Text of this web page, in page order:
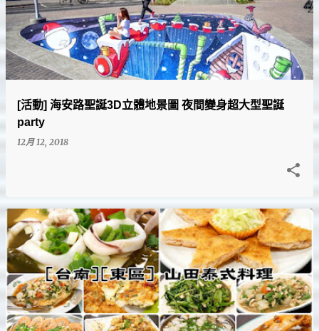
[活動] 海安路聖誕3D立體地景圖 夜間變身超大型聖誕
party
12月 12, 2018